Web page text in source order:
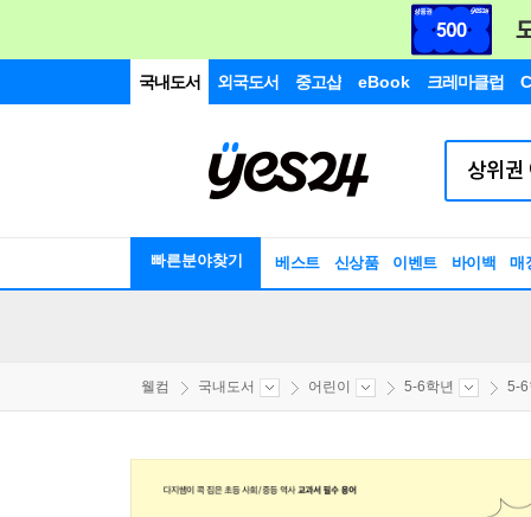
국내도서 외국도서 중고샵 eBook 크레마클럽
빠른분야찾기 베스트 신상품 이벤트 바이백 매
웰컴 국내도서 어린이 5-6학년 5-6